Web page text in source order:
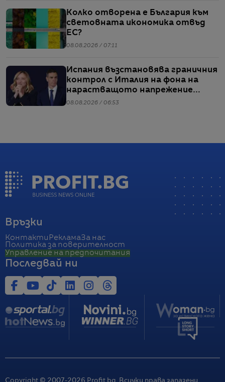
Колко отворена е България към
световната икономика отвъд
ЕС?
08.08.2026 / 07:11
Испания възстановява граничния
контрол с Италия на фона на
нарастващото напрежение
заради мигрантите
08.08.2026 / 06:53
Връзки
Контакти РекламаЗа нас
Политика за поверителност
Управление на предпочитания
Последвай ни
Copyright © 2007-2026 Profit.bg. Всички права запазени.